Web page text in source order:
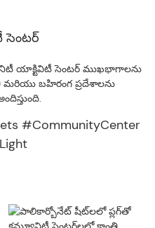
సెంటర్
యాక్టివిటీ సెంటర్ ముఖభాగాలను
మరియు బహిరంగ ప్రదేశాలను
#CommunityCenter